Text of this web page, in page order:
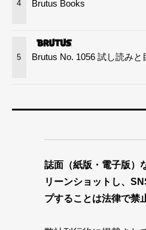
4 Brutus Books
5 Brutus No. 1056 試し読みと
誌面（紙版・電子版）
リーンショットし、
プすることは法律で禁